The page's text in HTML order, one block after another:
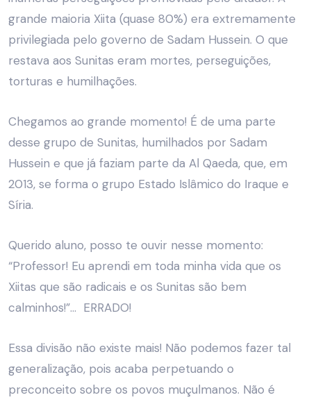
grande maioria Xiita (quase 80%) era extremamente
privilegiada pelo governo de Sadam Hussein. O que
restava aos Sunitas eram mortes, perseguições,
torturas e humilhações.
Chegamos ao grande momento! É de uma parte
desse grupo de Sunitas, humilhados por Sadam
Hussein e que já faziam parte da Al Qaeda, que, em
2013, se forma o grupo Estado Islâmico do Iraque e
Síria.
Querido aluno, posso te ouvir nesse momento:
“Professor! Eu aprendi em toda minha vida que os
Xiitas que são radicais e os Sunitas são bem
calminhos!”… ERRADO!
Essa divisão não existe mais! Não podemos fazer tal
generalização, pois acaba perpetuando o
preconceito sobre os povos muçulmanos. Não é